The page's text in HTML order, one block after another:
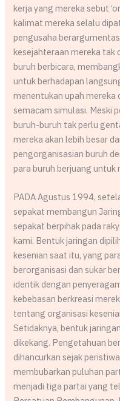
kerja yang mereka sebut
kalimat mereka selalu
pengusaha
kesejahteraan mereka tak
buruh berbicara,
untuk berhadapan
menentukan upah mereka
semacam simulasi. Meski
buruh-buruh tak perlu
mereka akan lebih besar
pengorganisasian buruh
para buruh berjuang untuk
PADA Agustus 1994,
sepakat membangun
sepakat berpihak pada
kami. Bentuk jaringan
kesenian saat itu, yang
berorganisasi dan sukar
identik dengan
kebebasan berkreasi
tentang organisasi
Setidaknya, bentuk
dikekang. Pengetahuan
dihancurkan sejak
membubarkan puluhan
menjadi tiga partai yang